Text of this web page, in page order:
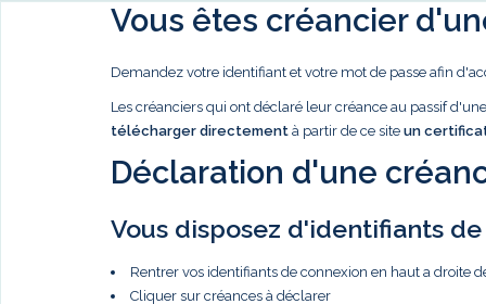
Vous êtes créancier
Demandez votre identifiant et votre mot de passe afin
Les créanciers qui ont déclaré leur créance au passif
télécharger directement à partir de ce site un
Déclaration d'une
Vous disposez d'identifiants
Rentrer vos identifiants de connexion en haut a droite
Cliquer sur créances à déclarer